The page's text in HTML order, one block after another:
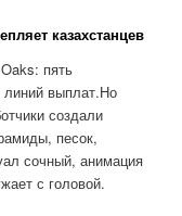
казахстанцев
пять
линий выплат.Но
создали
песок,
сочный, анимация
с головой.